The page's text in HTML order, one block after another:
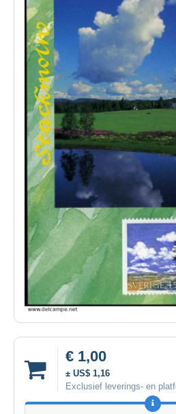
€ 1,00
± US$ 1,16
Exclusief leverings- en